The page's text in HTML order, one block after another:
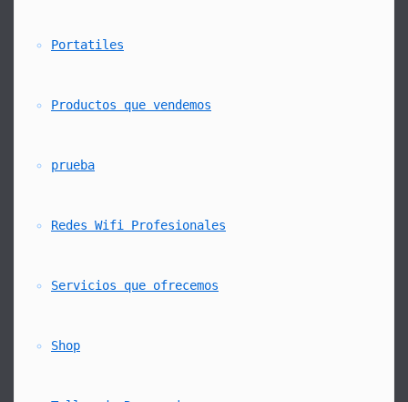
Portatiles
Productos que vendemos
prueba
Redes Wifi Profesionales
Servicios que ofrecemos
Shop